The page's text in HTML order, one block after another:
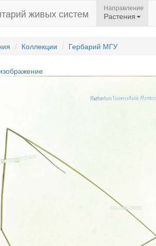
живых систем Направление
Растения
Коллекции Гербарий МГУ